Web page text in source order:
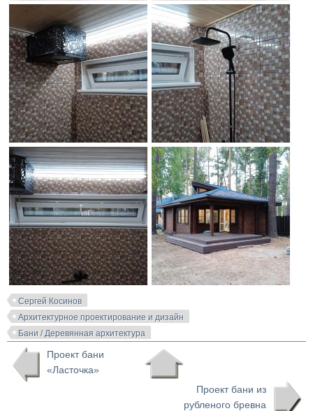
Сергей Косинов
Архитектурное проектирование и дизайн
Бани / Деревянная архитектура
Проект бани
«Ласточка»
Проект бани из
рубленого бревна